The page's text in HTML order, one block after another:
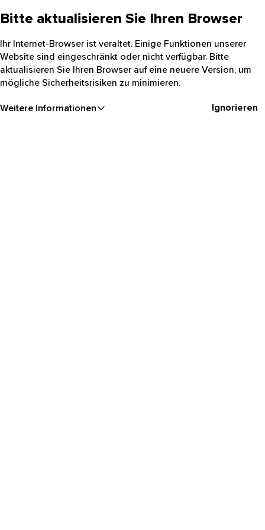
Bitte aktualisieren Sie Ihren Browser
Ihr Internet-Browser ist veraltet. Einige Funktionen unserer
Website sind eingeschränkt oder nicht verfügbar. Bitte
aktualisieren Sie Ihren Browser auf eine neuere Version, um
mögliche Sicherheitsrisiken zu minimieren.
Weitere Informationen Ignorieren